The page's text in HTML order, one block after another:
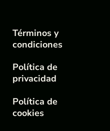
Términos y
condiciones
Política de
privacidad
Política de
cookies